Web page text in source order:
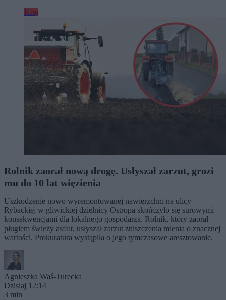
Kraj
Rolnik zaorał nową drogę. Usłyszał zarzut, grozi
mu do 10 lat więzienia
Uszkodzenie nowo wyremontowanej nawierzchni na ulicy
Rybackiej w gliwickiej dzielnicy Ostropa skończyło się surowymi
konsekwencjami dla lokalnego gospodarza. Rolnik, który zaorał
pługiem świeży asfalt, usłyszał zarzut zniszczenia mienia o znacznej
wartości. Prokuratura wystąpiła o jego tymczasowe aresztowanie.
Agnieszka Waś-Turecka
Dzisiaj 12:14
3 min